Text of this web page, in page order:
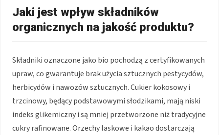
Jaki jest wpływ składników
organicznych na jakość produktu?
Składniki oznaczone jako bio pochodzą z certyfikowanych
upraw, co gwarantuje brak użycia sztucznych pestycydów,
herbicydów i nawozów sztucznych. Cukier kokosowy i
trzcinowy, będący podstawowymi słodzikami, mają niski
indeks glikemiczny i są mniej przetworzone niż tradycyjne
cukry rafinowane. Orzechy laskowe i kakao dostarczają